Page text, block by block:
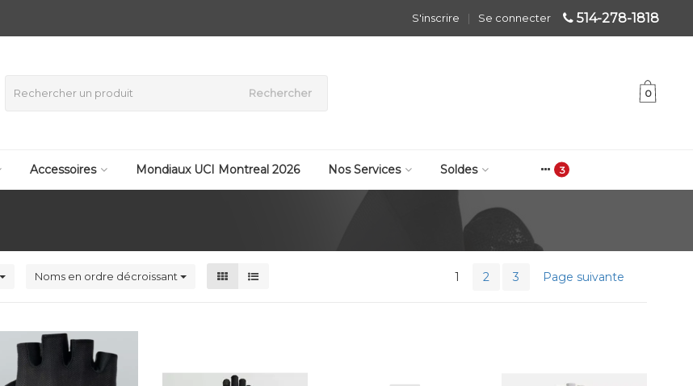
514-278-1818
Se connecter
|
S'inscrire
Rechercher 0
Accessoires Mondiaux UCI Montreal 2026 Nos Services Soldes
Noms en ordre décroissant 1 2 3 Page suivante